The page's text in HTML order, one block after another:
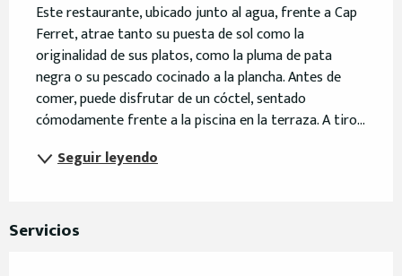
Este restaurante, ubicado junto al agua, frente a Cap
Ferret, atrae tanto su puesta de sol como la
originalidad de sus platos, como la pluma de pata
negra o su pescado cocinado a la plancha. Antes de
comer, puede disfrutar de un cóctel, sentado
cómodamente frente a la piscina en la terraza. A tiro...
Seguir leyendo
Servicios